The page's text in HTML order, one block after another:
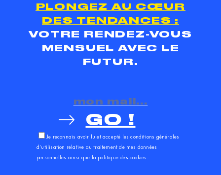
PLONGEZ AU CŒUR
DES TENDANCES :
VOTRE RENDEZ-VOUS
MENSUEL AVEC LE
FUTUR.
Je reconnais avoir lu et accepté lesconditions générales
d'utilisation relative au traitement de mes données
personnelles ainsi que la politique des cookies.
GO !